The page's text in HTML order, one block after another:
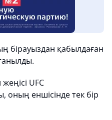
бірауыздан қабылдаған
UFC
оның еншісінде тек бір